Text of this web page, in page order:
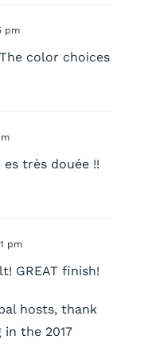
pm
color choices
très douée !!
pm
GREAT finish!
hosts, thank
the 2017